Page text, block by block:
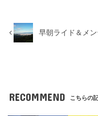
早朝ライド＆メ
RECOMMEND こちらの